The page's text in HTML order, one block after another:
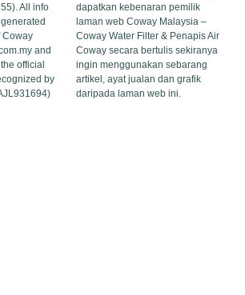
All info
Coway
and
official
by
dapatkan kebenaran pemilik
laman web Coway Malaysia –
Coway Water Filter & Penapis Air
Coway secara bertulis sekiranya
ingin menggunakan sebarang
artikel, ayat jualan dan grafik
daripada laman web ini.